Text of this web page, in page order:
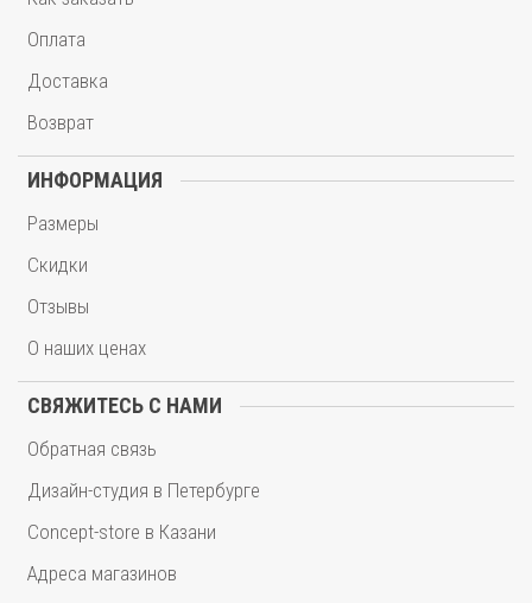
Оплата
Доставка
Возврат
ИНФОРМАЦИЯ
Размеры
Скидки
Отзывы
О наших ценах
СВЯЖИТЕСЬ С НАМИ
Обратная связь
Дизайн-студия в Петербурге
Concept-store в Казани
Адреса магазинов